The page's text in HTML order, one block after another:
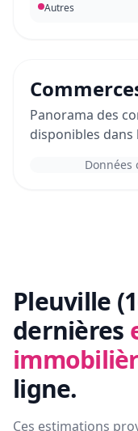
Autres
Panorama des
disponibles dans
Données
Pleuville
dernières
ligne.
Ces estimations